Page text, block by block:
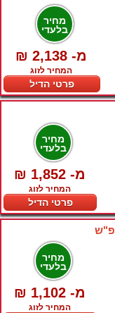
מחיר
בלעדי
₪ 2,138 -מ
המחיר לזוג
פרטי הדיל
מחיר
בלעדי
₪ 1,852 -מ
המחיר לזוג
פרטי הדיל
מחיר
בלעדי
₪ 1,102 -מ
המחיר לזוג